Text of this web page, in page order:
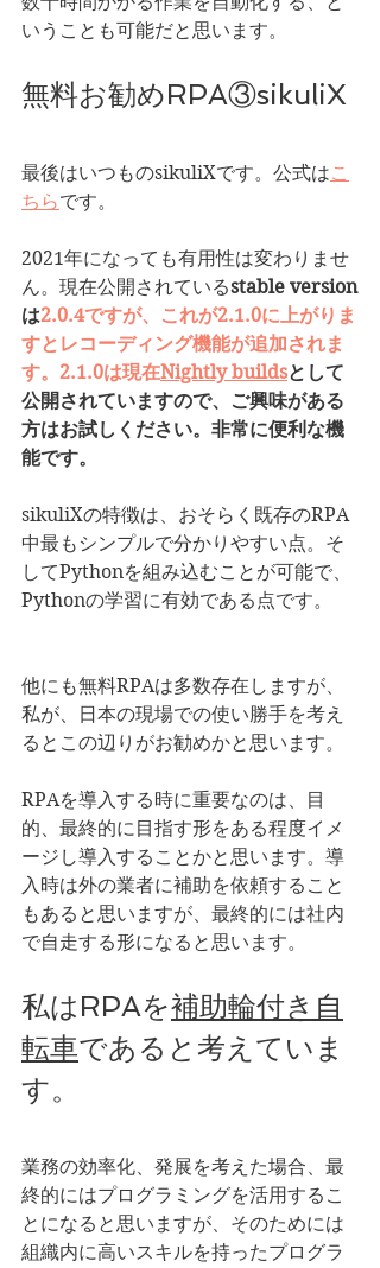
いうことも可能だと思います。
無料お勧めRPA③sikuliX
最後はいつものsikuliXです。公式はこ
ちらです。
2021年になっても有用性は変わりませ
ん。現在公開されているstable version
は2.0.4ですが、これが2.1.0に上がりま
すとレコーディング機能が追加されま
す。 2.1.0は現在Nightly buildsとして
公開されていますので、ご興味がある
方はお試しください。非常に便利な機
能です。
sikuliXの特徴は、おそらく既存のRPA
中最もシンプルで分かりやすい点。そ
してPythonを組み込むことが可能で、
Pythonの学習に有効である点です。
他にも無料RPAは多数存在しますが、
私が、日本の現場での使い勝手を考え
るとこの辺りがお勧めかと思います。
RPAを導入する時に重要なのは、目
的、最終的に目指す形をある程度イメ
ージし導入することかと思います。導
入時は外の業者に補助を依頼すること
もあると思いますが、最終的には社内
で自走する形になると思います。
私はRPAを補助輪付き自
転車であると考えていま
す。
業務の効率化、発展を考えた場合、最
終的にはプログラミングを活用するこ
とになると思いますが、そのためには
組織内に高いスキルを持ったプログラ